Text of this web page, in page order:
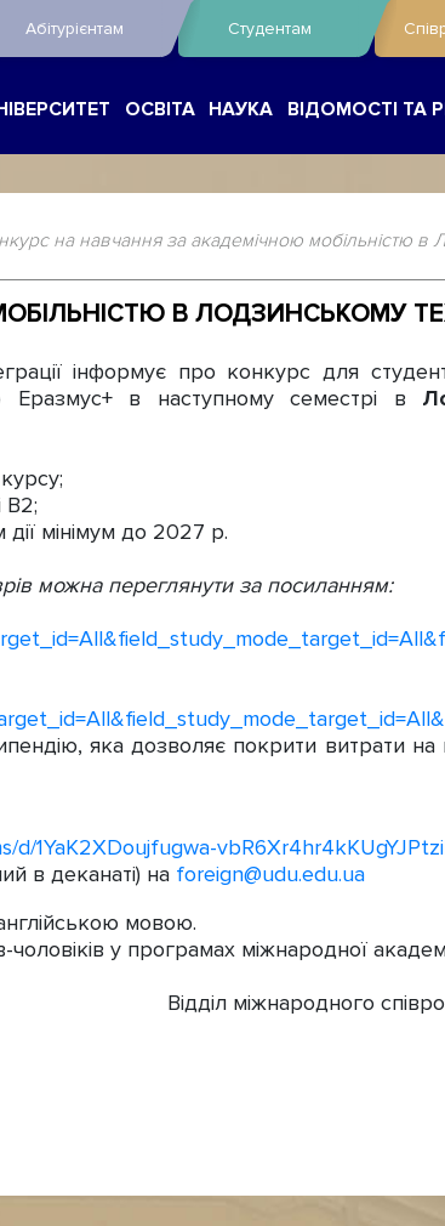
Абітурієнтам Студентам
ОСВІТА НАУКА ВІДОМОСТІ ТА
на навчання за академічною мобільністю в
В ЛОДЗИНСЬКОМУ
інформує про конкурс для
Еразмус+ в наступному семестрі в
В2;
мінімум до 2027 р.
можна переглянути за посиланням:
яка дозволяє покрити витрати на
d/1YaK2XDoujfugwa-
в деканаті) на foreign@udu.edu.ua
мовою.
у програмах міжнародної
Відділ міжнародного